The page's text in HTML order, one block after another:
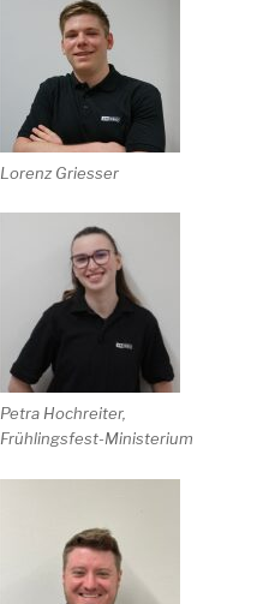
Lorenz Griesser
Petra Hochreiter,
Frühlingsfest-Ministerium